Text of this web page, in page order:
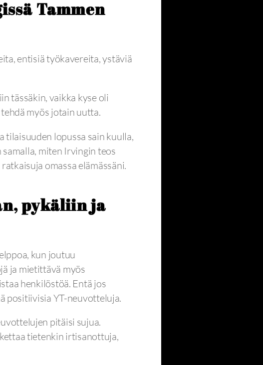
Tammen
entisiä työkavereita, ystäviä
tässäkin, vaikka kyse oli
myös jotain uutta.
tilaisuuden lopussa sain kuulla,
miten Irvingin teos
omassa elämässäni.
pykäliin ja
kun joutuu
ja mietittävä myös
henkilöstöä. Entä jos
positiivisia YT-neuvotteluja.
pitäisi sujua.
tietenkin irtisanottuja,